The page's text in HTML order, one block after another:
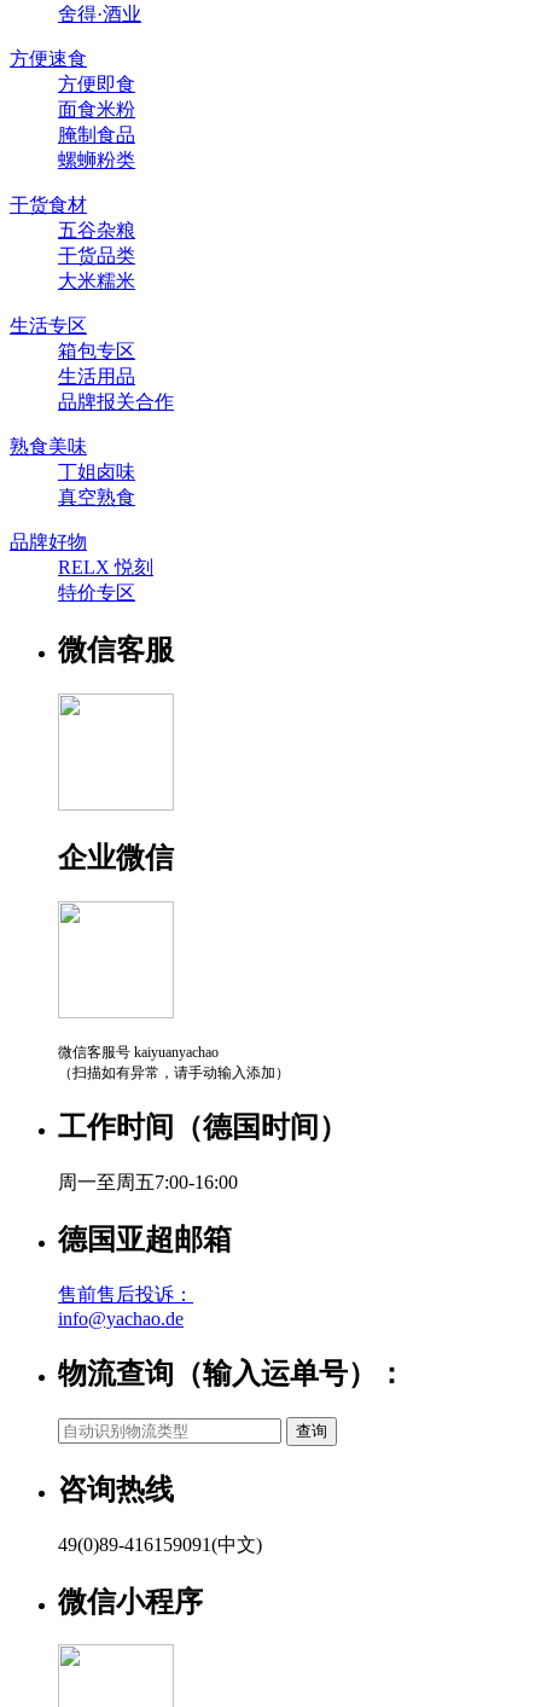
舍得·酒业
方便速食
方便即食
面食米粉
腌制食品
螺蛳粉类
干货食材
五谷杂粮
干货品类
大米糯米
生活专区
箱包专区
生活用品
品牌报关合作
熟食美味
丁姐卤味
真空熟食
品牌好物
RELX 悦刻
特价专区
微信客服
企业微信
微信客服号 kaiyuanyachao
（扫描如有异常，请手动输入添加）
工作时间（德国时间）
周一至周五7:00-16:00
德国亚超邮箱
售前售后投诉：
info@yachao.de
物流查询（输入运单号）：
咨询热线
49(0)89-416159091(中文)
微信小程序